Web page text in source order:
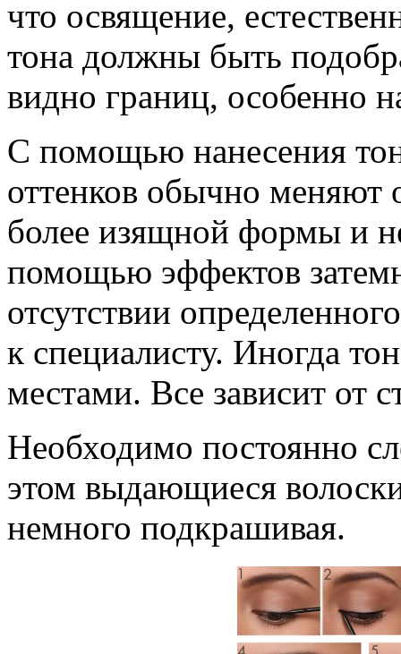
что освящение,
тона должны быть
видно границ, особенно
С помощью нанесения
оттенков обычно меняют
более изящной формы и
помощью эффектов
отсутствии
к специалисту. Иногда
местами. Все зависит от
Необходимо постоянно
этом выдающиеся
немного подкрашивая.